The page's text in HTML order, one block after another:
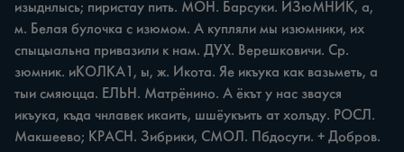
изыднлысь; пиристау пить. МОН. Барсуки. ИЗюМНИК, а,
м. Белая булочка с изюмом. А купляли мы изюмники, их
спыцыальна привазили к нам. ДУХ. Верешковичи. Ср.
зюмник. иКОЛКА1, ы, ж. Икота. Яе икъука как вазьметь, а
тыи смяюцца. ЕЛЬН. Матрёнино. А ёкът у нас звауся
икъука, къда чнлавек икаить, шшёукъить ат холъду. РОСЛ.
Макшеево; КРАСН. Зибрики, СМОЛ. Пбдосуги. + Добров.